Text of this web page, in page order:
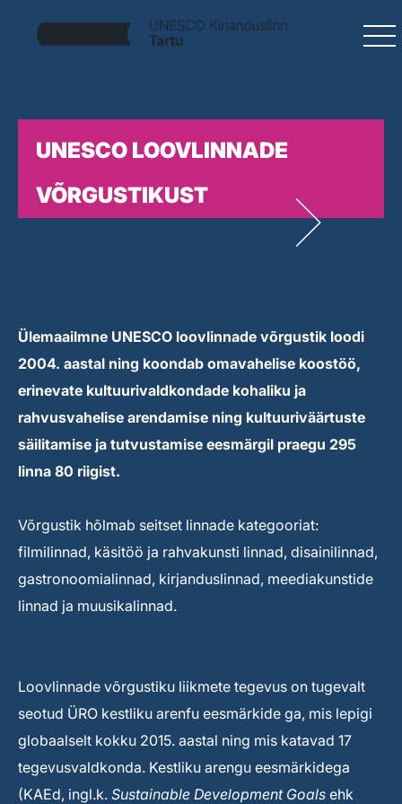
UNESCO LOOVLINNADE
VÕRGUSTIKUST
Ülemaailmne UNESCO loovlinnade võrgustik loodi
2004. aastal ning koondab omavahelise koostöö,
erinevate kultuurivaldkondade kohaliku ja
rahvusvahelise arendamise ning kultuuriväärtuste
säilitamise ja tutvustamise eesmärgil praegu 295
linna 80 riigist.
Võrgustik hõlmab seitset linnade kategooriat:
filmilinnad, käsitöö ja rahvakunsti linnad, disainilinnad,
gastronoomialinnad, kirjanduslinnad, meediakunstide
linnad ja muusikalinnad.
Loovlinnade võrgustiku liikmete tegevus on tugevalt
seotud ÜRO kestliku arenfu eesmärkide ga, mis lepigi
globaalselt kokku 2015. aastal ning mis katavad 17
tegevusvaldkonda. Kestliku arengu eesmärkidega
(KAEd, ingl.k. Sustainable Development Goals ehk